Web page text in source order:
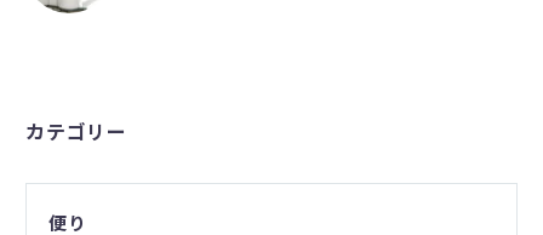
カテゴリー
便り